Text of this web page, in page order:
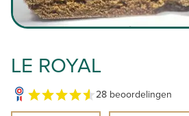
LE ROYAL
28 beoordelingen